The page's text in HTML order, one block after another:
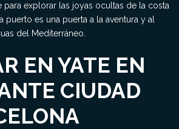
para explorar las joyas ocultas de la costa
puerto es una puerta a la aventura y al
del Mediterráneo.
EN YATE EN
CIUDAD